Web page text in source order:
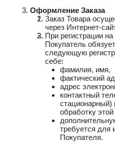
Оформление Заказа
Заказ Товара
через Интернет-
При регистрации
Покупатель
следующую
себе:
фамилия, имя,
фактический
адрес
контактный
стационарный)
обработку
требуется для
Покупателя.